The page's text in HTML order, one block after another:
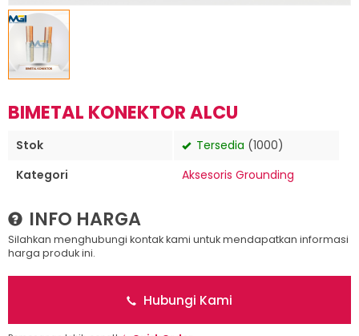
BIMETAL KONEKTOR ALCU
Stok Tersedia (1000)
Kategori
Aksesoris Grounding
INFO HARGA
Silahkan menghubungi kontak kami untuk mendapatkan informasi
harga produk ini.
Hubungi Kami